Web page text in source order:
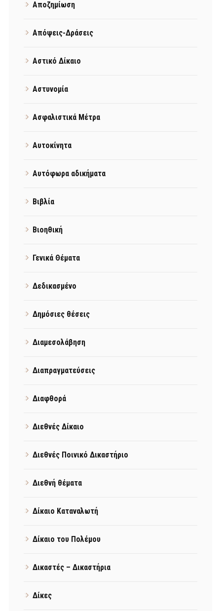
Αποζημίωση
Απόψεις-Δράσεις
Αστικό Δίκαιο
Αστυνομία
Ασφαλιστικά Μέτρα
Αυτοκίνητα
Αυτόφωρα αδικήματα
Βιβλία
Βιοηθική
Γενικά Θέματα
Δεδικασμένο
Δημόσιες θέσεις
Διαμεσολάβηση
Διαπραγματεύσεις
Διαφθορά
Διεθνές Δίκαιο
Διεθνές Ποινικό Δικαστήριο
Διεθνή θέματα
Δίκαιο Καταναλωτή
Δίκαιο του Πολέμου
Δικαστές – Δικαστήρια
Δίκες